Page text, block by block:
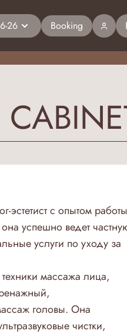
26 Booking
с опытом работы
успешно ведет
услуги по уходу за
массажа лица,
головы. Она
чистки,